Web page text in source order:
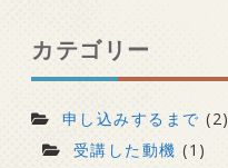
カテゴリー
申し込みするまで (2)
受講した動機 (1)